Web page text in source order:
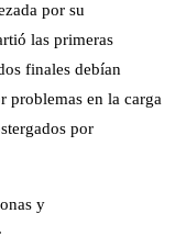
por su
las primeras
finales debían
problemas en la carga
por
y